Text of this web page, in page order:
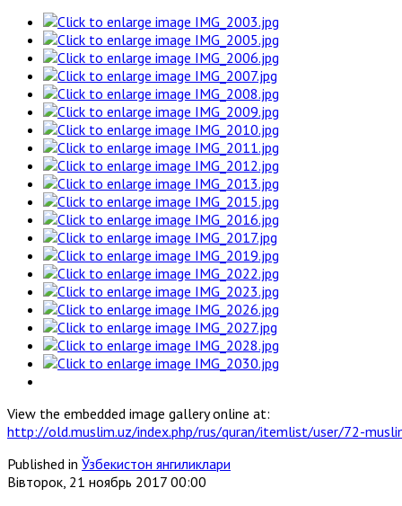
View the embedded image gallery online at:
http://old.muslim.uz/index.php/rus/quran/itemlist/user/72-
Published in Ўзбекистон янгиликлари
Вівторок, 21 ноябрь 2017 00:00